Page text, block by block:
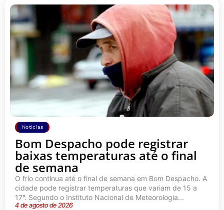
Notícias
Bom Despacho pode registrar
baixas temperaturas até o final
de semana
O frio continua até o final de semana em Bom Despacho. A
cidade pode registrar temperaturas que variam de 15 a
17°. Segundo o Instituto Nacional de Meteorologia...
4 de agosto de 2026